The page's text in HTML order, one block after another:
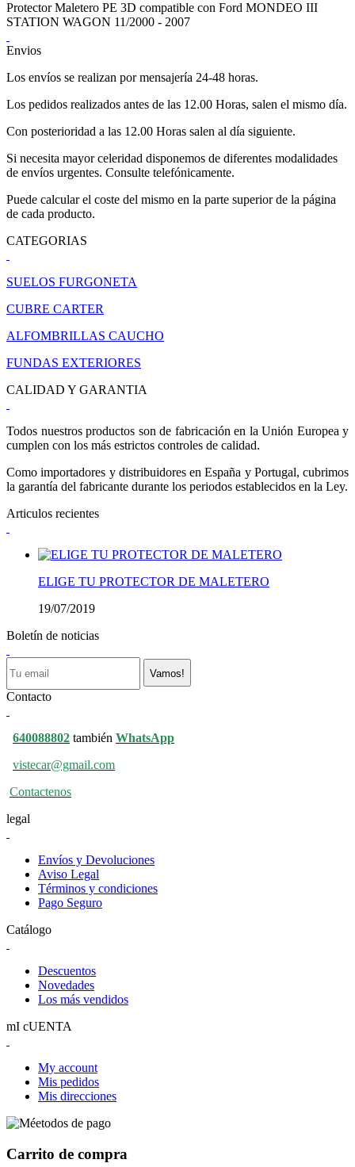
Protector Maletero PE 3D compatible con Ford MONDEO III
STATION WAGON 11/2000 - 2007
Envios
Los envíos se realizan por mensajería 24-48 horas.
Los pedidos realizados antes de las 12.00 Horas, salen el mismo día.
Con posterioridad a las 12.00 Horas salen al día siguiente.
Si necesita mayor celeridad disponemos de diferentes modalidades
de envíos urgentes. Consulte telefónicamente.
Puede calcular el coste del mismo en la parte superior de la página
de cada producto.
CATEGORIAS
SUELOS FURGONETA
CUBRE CARTER
ALFOMBRILLAS CAUCHO
FUNDAS EXTERIORES
CALIDAD Y GARANTIA
Todos nuestros productos son de fabricación en la Unión Europea y
cumplen con los más estrictos controles de calidad.
Como importadores y distribuidores en España y Portugal, cubrimos
la garantía del fabricante durante los periodos establecidos en la Ley.
Articulos recientes
ELIGE TU PROTECTOR DE MALETERO
19/07/2019
Boletín de noticias
Vamos!
Contacto
640088802 también WhatsApp
vistecar@gmail.com
Contactenos
legal
Envíos y Devoluciones
Aviso Legal
Términos y condiciones
Pago Seguro
Catálogo
Descuentos
Novedades
Los más vendidos
mI cUENTA
My account
Mis pedidos
Mis direcciones
Carrito de compra